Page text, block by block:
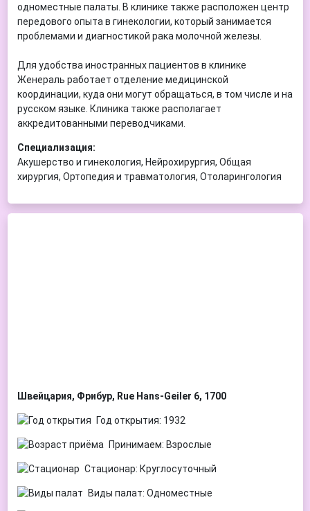
одноместные палаты. В клинике также расположен центр
передового опыта в гинекологии, который занимается
проблемами и диагностикой рака молочной железы.
Для удобства иностранных пациентов в клинике
Женераль работает отделение медицинской
координации, куда они могут обращаться, в том числе и на
русском языке. Клиника также располагает
аккредитованными переводчиками.
Специализация:
Акушерство и гинекология, Нейрохирургия, Общая
хирургия, Ортопедия и травматология, Отоларингология
Швейцария, Фрибур, Rue Hans-Geiler 6, 1700
Год открытия: 1932
Принимаем: Взрослые
Стационар: Круглосуточный
Виды палат: Одноместные